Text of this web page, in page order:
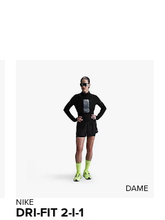
DAME
NIKE
DRI-FIT 2-I-1